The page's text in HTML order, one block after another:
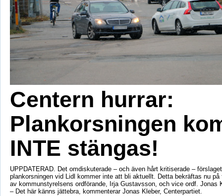
Centern hurrar:
Plankorsningen
INTE stängas!
UPPDATERAD. Det omdiskuterade – och även hårt kritiserade –
plankorsningen vid Lidl kommer inte att bli aktuellt. Detta bekräftas nu på
av kommunstyrelsens ordförande, Irja Gustavsson, och vice ordf. Jonas
– Det här känns jättebra, kommenterar Jonas Kleber, Centerpartiet.